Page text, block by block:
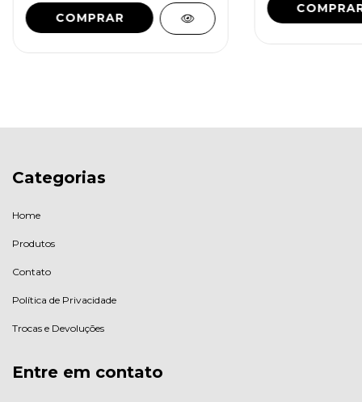
COMPRAR
Categorias
Home
Produtos
Contato
Política de Privacidade
Trocas e Devoluções
Entre em contato